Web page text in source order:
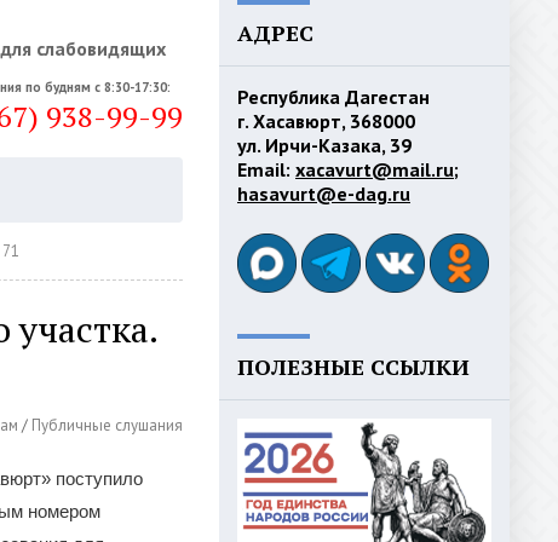
слабовидящих
по будням с 8:30-17:30:
938-99-99
/ Публичные слушания
поступило
номером
АДРЕС
Республика Дагестан
г. Хасавюрт, 368000
ул. Ирчи-Казака, 39
Email: xacavurt@mail.ru;
hasavurt@e-dag.ru
ПОЛЕЗНЫЕ ССЫЛКИ